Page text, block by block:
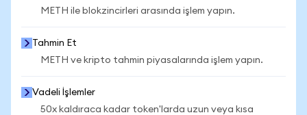
METH ile blokzincirleri arasında işlem yapın.
Tahmin Et
METH ve kripto tahmin piyasalarında işlem yapın.
Vadeli İşlemler
50x kaldıraca kadar token'larda uzun veya kısa